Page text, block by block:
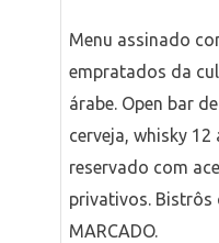
Menu assinado
empratados da
árabe. Open bar
cerveja, whisky 12
reservado com
privativos. Bistrôs
MARCADO.